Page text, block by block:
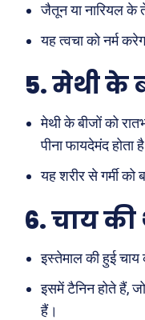
जैतून या नारियल के
यह त्वचा को नर्म
5.मेथी के
मेथी के बीजों को
पीना फायदेमंद होता
यह शरीर से गर्मी को
6.चाय की
इस्तेमाल की हुई
इसमें टैनिन होते
हैं।